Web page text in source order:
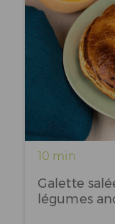
10 min
Galette
légumes